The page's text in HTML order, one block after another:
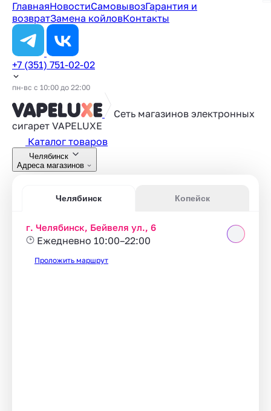
ГлавнаяНовостиСамовывозГарантия и
возвратЗамена койловКонтакты
+7 (351) 751-02-02
пн-вс с 10:00 до 22:00
Сеть магазинов электронных
сигарет VAPELUXE
Каталог товаров
Челябинск
Адреса магазинов
Челябинск Копейск
г. Челябинск, Бейвеля ул., 6
Ежедневно 10:00–22:00
Проложить маршрут